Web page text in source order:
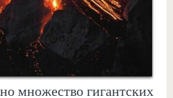
множество гигантских